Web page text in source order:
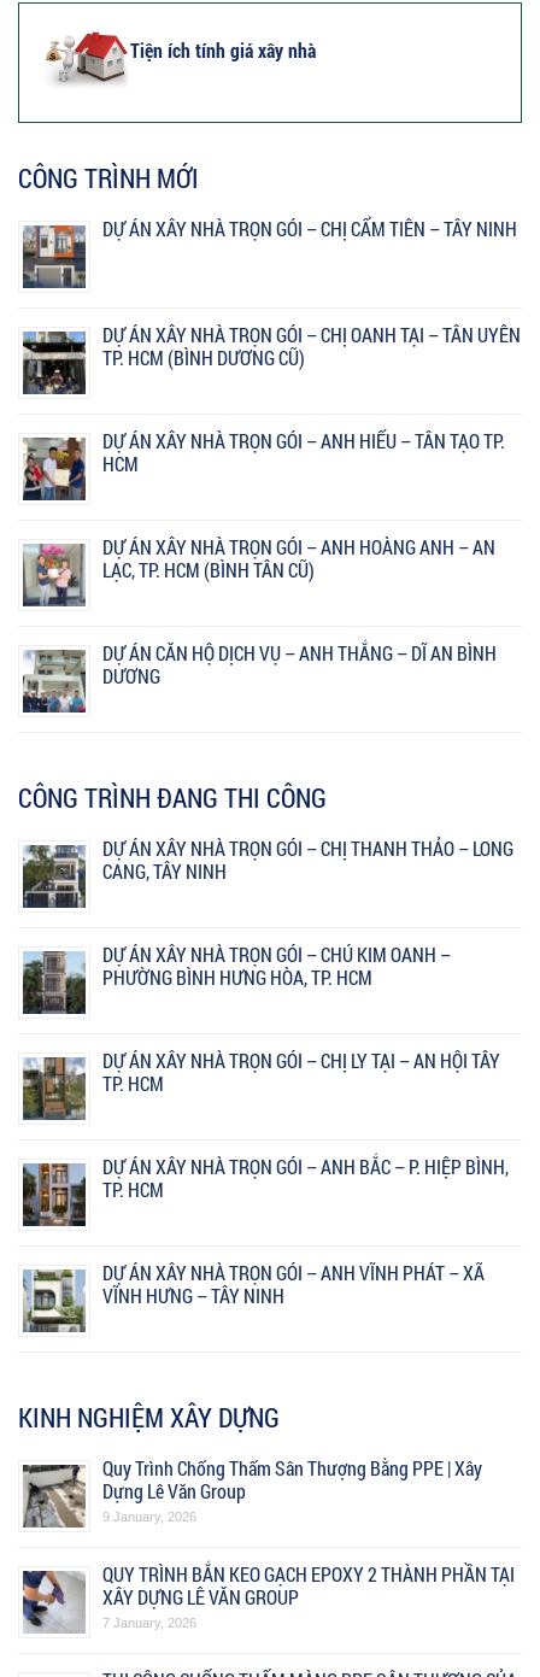
Tiện ích tính giá xây nhà
CÔNG TRÌNH MỚI
DỰ ÁN XÂY NHÀ TRỌN GÓI – CHỊ CẨM TIÊN – TÂY NINH
DỰ ÁN XÂY NHÀ TRỌN GÓI – CHỊ OANH TẠI – TÂN UYÊN
TP. HCM (BÌNH DƯƠNG CŨ)
DỰ ÁN XÂY NHÀ TRỌN GÓI – ANH HIẾU – TÂN TẠO TP.
HCM
DỰ ÁN XÂY NHÀ TRỌN GÓI – ANH HOÀNG ANH – AN
LẠC, TP. HCM (BÌNH TÂN CŨ)
DỰ ÁN CĂN HỘ DỊCH VỤ – ANH THẮNG – DĨ AN BÌNH
DƯƠNG
CÔNG TRÌNH ĐANG THI CÔNG
DỰ ÁN XÂY NHÀ TRỌN GÓI – CHỊ THANH THẢO – LONG
CANG, TÂY NINH
DỰ ÁN XÂY NHÀ TRỌN GÓI – CHÚ KIM OANH –
PHƯỜNG BÌNH HƯNG HÒA, TP. HCM
DỰ ÁN XÂY NHÀ TRỌN GÓI – CHỊ LY TẠI – AN HỘI TÂY
TP. HCM
DỰ ÁN XÂY NHÀ TRỌN GÓI – ANH BẮC – P. HIỆP BÌNH,
TP. HCM
DỰ ÁN XÂY NHÀ TRỌN GÓI – ANH VĨNH PHÁT – XÃ
VĨNH HƯNG – TÂY NINH
KINH NGHIỆM XÂY DỰNG
Quy Trình Chống Thấm Sân Thượng Bằng PPE | Xây
Dựng Lê Văn Group
9 January, 2026
QUY TRÌNH BẮN KEO GẠCH EPOXY 2 THÀNH PHẦN TẠI
XÂY DỰNG LÊ VĂN GROUP
7 January, 2026